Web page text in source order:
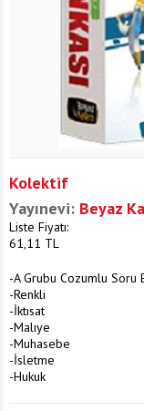
Kolektif
Yayınevi: Beyaz
Liste Fiyatı:
61,11 TL
-A Grubu Cozumlu Soru
-Renkli
-İktısat
-Malıye
-Muhasebe
-İsletme
-Hukuk